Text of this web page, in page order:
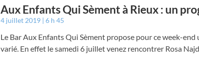
Aux Enfants Qui Sèment à Rieux : un
4 juillet 2019 6 h 45
Le Bar Aux Enfants Qui Sèment propose pour ce week-end
varié. En effet le samedi 6 juillet venez rencontrer Rosa